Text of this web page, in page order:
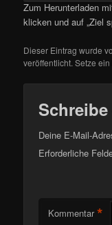
Zum Herunterladen
klicken und auf „Ziel
Dieser Eintrag wurde
veröffentlicht. Setze
Deine E-Mail-
Erforderliche
Kommentar *